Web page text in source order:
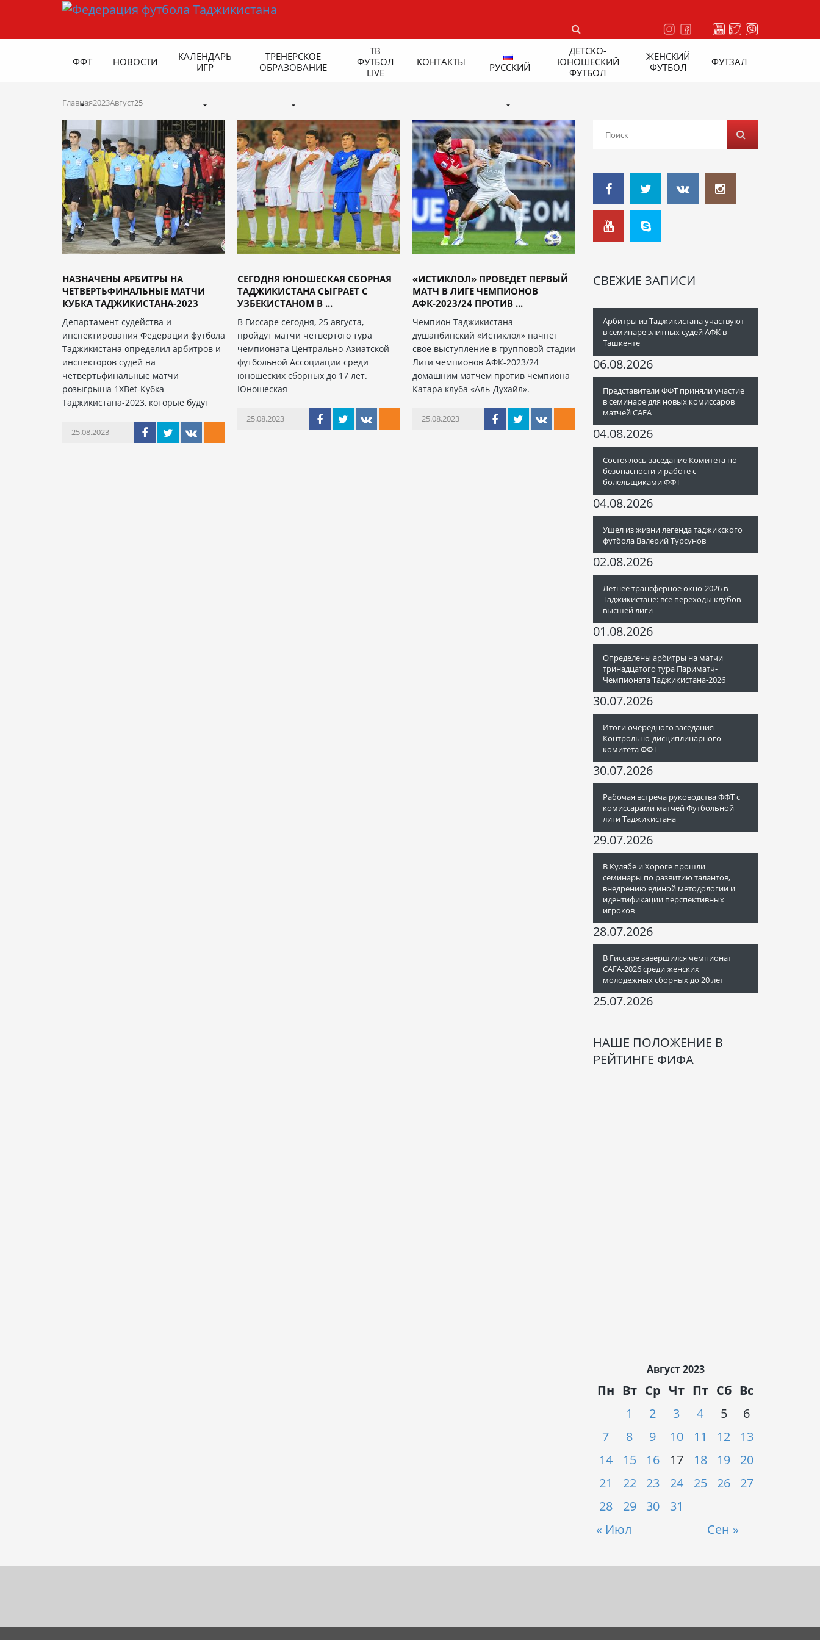
ФФТ НОВОСТИ
КАЛЕНДАРЬ
ИГР
ТРЕНЕРСКОЕ
ОБРАЗОВАНИЕ
ТВ
ФУТБОЛ
LIVE
КОНТАКТЫ РУССКИЙ
ДЕТСКО-
ЮНОШЕСКИЙ
ФУТБОЛ
ЖЕНСКИЙ
ФУТБОЛ
ФУТЗАЛ
Главная2023Август25
НАЗНАЧЕНЫ АРБИТРЫ НА
ЧЕТВЕРТЬФИНАЛЬНЫЕ МАТЧИ
КУБКА ТАДЖИКИСТАНА-2023
Департамент судейства и
инспектирования Федерации футбола
Таджикистана определил арбитров и
инспекторов судей на
четвертьфинальные матчи
розыгрыша 1XBet-Кубка
Таджикистана-2023, которые будут
25.08.2023
СЕГОДНЯ ЮНОШЕСКАЯ СБОРНАЯ
ТАДЖИКИСТАНА СЫГРАЕТ С
УЗБЕКИСТАНОМ В ...
В Гиссаре сегодня, 25 августа,
пройдут матчи четвертого тура
чемпионата Центрально-Азиатской
футбольной Ассоциации среди
юношеских сборных до 17 лет.
Юношеская
25.08.2023
«ИСТИКЛОЛ» ПРОВЕДЕТ ПЕРВЫЙ
МАТЧ В ЛИГЕ ЧЕМПИОНОВ
АФК-2023/24 ПРОТИВ ...
Чемпион Таджикистана
душанбинский «Истиклол» начнет
свое выступление в групповой стадии
Лиги чемпионов АФК-2023/24
домашним матчем против чемпиона
Катара клуба «Аль-Духайл».
25.08.2023
СВЕЖИЕ ЗАПИСИ
Арбитры из Таджикистана участвуют
в семинаре элитных судей АФК в
Ташкенте
06.08.2026
Представители ФФТ приняли участие
в семинаре для новых комиссаров
матчей CAFA
04.08.2026
Состоялось заседание Комитета по
безопасности и работе с
болельщиками ФФТ
04.08.2026
Ушел из жизни легенда таджикского
футбола Валерий Турсунов
02.08.2026
Летнее трансферное окно-2026 в
Таджикистане: все переходы клубов
высшей лиги
01.08.2026
Определены арбитры на матчи
тринадцатого тура Париматч-
Чемпионата Таджикистана-2026
30.07.2026
Итоги очередного заседания
Контрольно-дисциплинарного
комитета ФФТ
30.07.2026
Рабочая встреча руководства ФФТ с
комиссарами матчей Футбольной
лиги Таджикистана
29.07.2026
В Кулябе и Хороге прошли
семинары по развитию талантов,
внедрению единой методологии и
идентификации перспективных
игроков
28.07.2026
В Гиссаре завершился чемпионат
CAFA-2026 среди женских
молодежных сборных до 20 лет
25.07.2026
НАШЕ ПОЛОЖЕНИЕ В
РЕЙТИНГЕ ФИФА
Август 2023
Пн Вт Ср Чт Пт Сб Вс
« Июл Сен »
1 2 3 4 5
6
7
8 9 10 11 12
13
14
15 16 17 18 19
20
21
22 23 24 25 26
27
28
29 30 31